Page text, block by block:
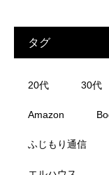
タグ
20代 30代
Amazon
ふじもり通信